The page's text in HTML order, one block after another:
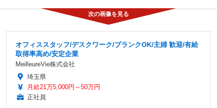
オフィススタッフ/デスクワーク/ブランクOK/主婦 歓迎/有給
取得率高め/安定企業
MeilleureVie株式会社
埼玉県
月給21万5,000円～50万円
正社員